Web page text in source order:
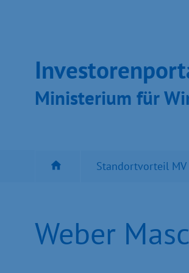
Ministeri­um für
Standortvorteil MV
Weber